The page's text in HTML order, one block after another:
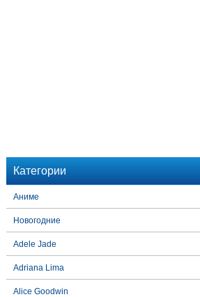
Категории
Аниме
Новогодние
Adele Jade
Adriana Lima
Alice Goodwin